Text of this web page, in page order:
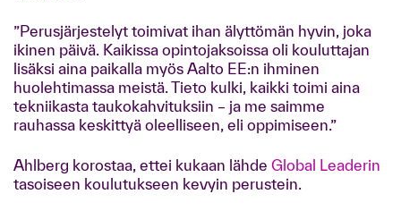
”Perusjärjestelyt toimivat ihan älyttömän hyvin, joka
ikinen päivä. Kaikissa opintojaksoissa oli kouluttajan
lisäksi aina paikalla myös Aalto EE:n ihminen
huolehtimassa meistä. Tieto kulki, kaikki toimi aina
tekniikasta taukokahvituksiin – ja me saimme
rauhassa keskittyä oleelliseen, eli oppimiseen.”
Ahlberg korostaa, ettei kukaan lähde Global Leaderin
tasoiseen koulutukseen kevyin perustein.